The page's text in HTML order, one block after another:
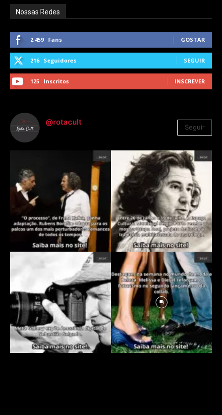
Nossas Redes
2,459 Fans GOSTAR
216 Seguidores SEGUIR
125 Inscritos INSCREVER
@rotacult
Seguir